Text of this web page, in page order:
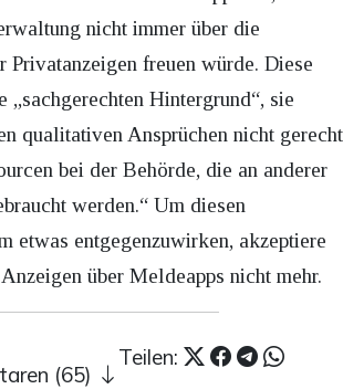
nicht immer über die
Privatanzeigen freuen würde. Diese
„sachgerechten Hintergrund“, sie
qualitativen Ansprüchen nicht gerecht
bei der Behörde, die an anderer
werden.“ Um diesen
etwas entgegenzuwirken, akzeptiere
über Meldeapps nicht mehr.
Teilen:
(65)